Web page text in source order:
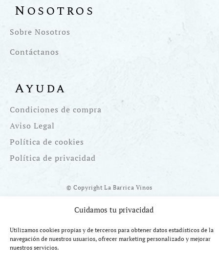
Cuidamos tu privacidad
Utilizamos cookies propias y de terceros para obtener datos estadísticos de la
navegación de nuestros usuarios, ofrecer marketing personalizado y mejorar
nuestros servicios.
Nosotros
Sobre Nosotros
Contáctanos
Ayuda
Condiciones de compra
Aviso Legal
Política de cookies
Política de privacidad
© Copyright La Barrica Vinos
Financiado por la UE Next Generation EU. Plan de Recuperación